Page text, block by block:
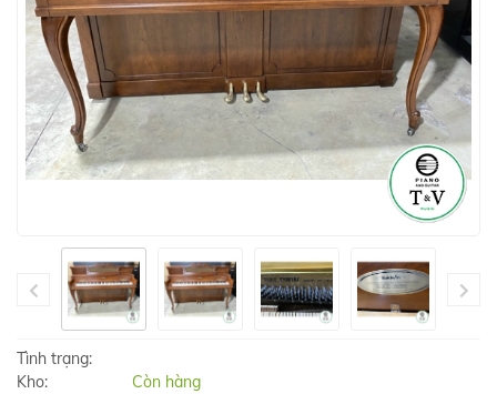
Tình trạng:
Kho:
Còn hàng